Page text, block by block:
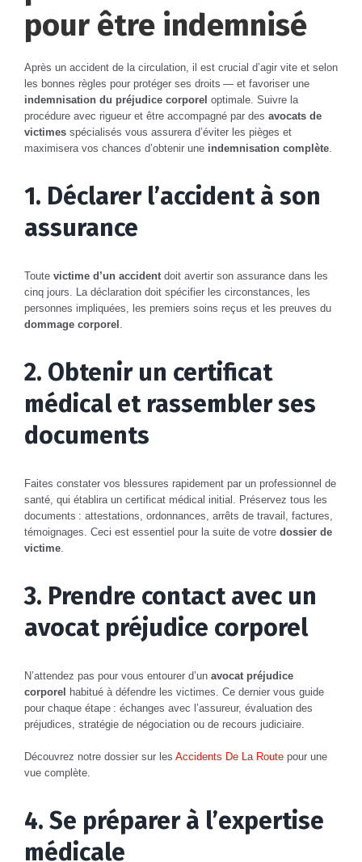
pour être indemnisé
Après un accident de la circulation, il est crucial d’agir vite et selon
les bonnes règles pour protéger ses droits — et favoriser une
indemnisation du préjudice corporel optimale. Suivre la
procédure avec rigueur et être accompagné par des avocats de
victimes spécialisés vous assurera d’éviter les pièges et
maximisera vos chances d’obtenir une indemnisation complète
1. Déclarer l’accident à son
assurance
Toute victime d’un accident doit avertir son assurance dans les
cinq jours. La déclaration doit spécifier les circonstances, les
personnes impliquées, les premiers soins reçus et les preuves du
dommage corporel
2. Obtenir un certificat
médical et rassembler ses
documents
Faites constater vos blessures rapidement par un professionnel de
santé, qui établira un certificat médical initial. Préservez tous les
documents : attestations, ordonnances, arrêts de travail, factures,
témoignages. Ceci est essentiel pour la suite de votre dossier de
victime
3. Prendre contact avec un
avocat préjudice corporel
N’attendez pas pour vous entourer d’un avocat préjudice
corporel habitué à défendre les victimes. Ce dernier vous guide
pour chaque étape : échanges avec l’assureur, évaluation des
préjudices, stratégie de négociation ou de recours judiciaire.
Découvrez notre dossier sur les Accidents De La Route pour une
vue complète.
4. Se préparer à l’expertise
médicale